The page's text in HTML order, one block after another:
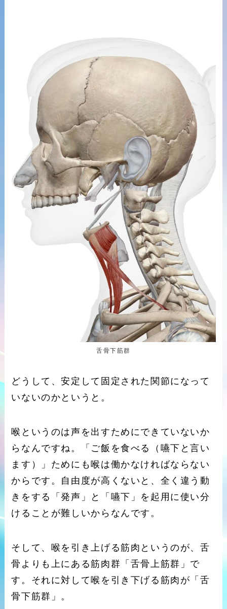
舌骨下筋群
どうして、安定して固定された関節になって
いないのかというと。
喉というのは声を出すためにできていないか
らなんですね。「ご飯を食べる（嚥下と言い
ます）」ためにも喉は働かなければならない
からです。自由度が高くないと、全く違う動
きをする「発声」と「嚥下」を起用に使い分
けることが難しいからなんです。
そして、喉を引き上げる筋肉というのが、舌
骨よりも上にある筋肉群「舌骨上筋群」で
す。それに対して喉を引き下げる筋肉が「舌
骨下筋群」。